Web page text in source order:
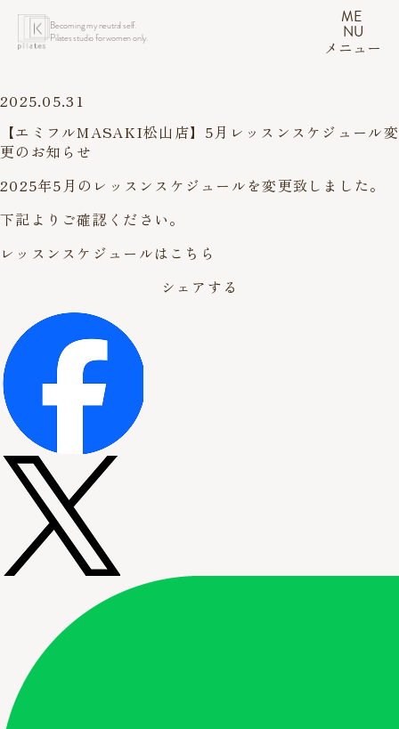
Becoming my neutral self.
Pilates studio for women only.
ME
NU
メニュー
2025.05.31
【エミフルMASAKI松山店】5月レッスンスケジュール変
更のお知らせ
2025年5月のレッスンスケジュールを変更致しました。
下記よりご確認ください。
レッスンスケジュールはこちら
シェアする